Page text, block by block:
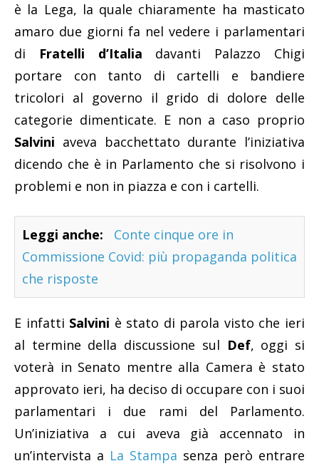
è la Lega, la quale chiaramente ha masticato
amaro due giorni fa nel vedere i parlamentari
di Fratelli d’Italia davanti Palazzo Chigi
portare con tanto di cartelli e bandiere
tricolori al governo il grido di dolore delle
categorie dimenticate. E non a caso proprio
Salvini aveva bacchettato durante l’iniziativa
dicendo che è in Parlamento che si risolvono i
problemi e non in piazza e con i cartelli.
Leggi anche:
Conte cinque ore in
Commissione Covid: più propaganda politica
che risposte
E infatti Salvini è stato di parola visto che ieri
al termine della discussione sul Def, oggi si
voterà in Senato mentre alla Camera è stato
approvato ieri, ha deciso di occupare con i suoi
parlamentari i due rami del Parlamento.
Un’iniziativa a cui aveva già accennato in
un’intervista a La Stampa senza però entrare